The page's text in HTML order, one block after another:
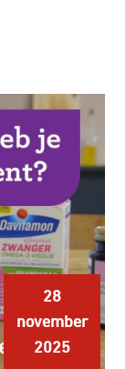
28
november
2025